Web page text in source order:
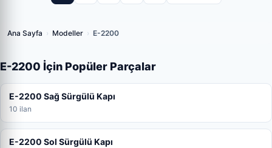
Ana Sayfa › Modeller › E-2200
E-2200 İçin Popüler Parçalar
E-2200 Sağ Sürgülü Kapı
10 ilan
E-2200 Sol Sürgülü Kapı